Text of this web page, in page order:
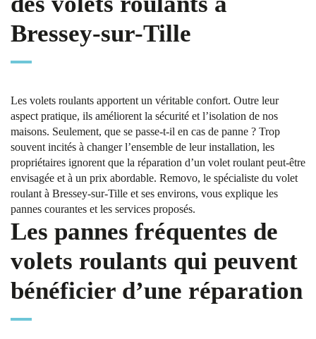
Bressey-sur-Tille
Les volets roulants apportent un véritable confort. Outre leur
aspect pratique, ils améliorent la sécurité et l’isolation de nos
maisons. Seulement, que se passe-t-il en cas de panne ? Trop
souvent incités à changer l’ensemble de leur installation, les
propriétaires ignorent que la réparation d’un volet roulant peut-être
envisagée et à un prix abordable. Removo, le spécialiste du volet
roulant à Bressey-sur-Tille et ses environs, vous explique les
pannes courantes et les services proposés.
Les pannes fréquentes de
volets roulants qui peuvent
bénéficier d’une réparation